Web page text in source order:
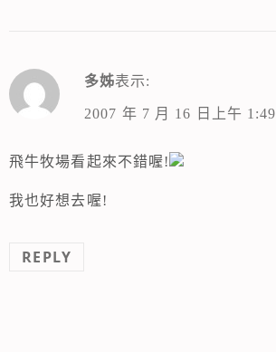
多姊表示:
2007 年 7 月 16 日上午 1:49
飛牛牧場看起來不錯喔!
我也好想去喔!
REPLY